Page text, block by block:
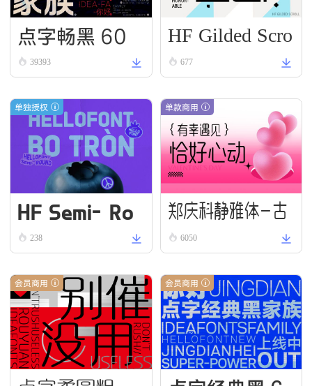
点字畅黑 60
39393
HF Gilded Scro
ll 677
单独授权
HF Semi-Ro
und VN Bold
238
单款商用
郑庆科静雅体-古
朴版 Simple
6050
会员商用 会员商用